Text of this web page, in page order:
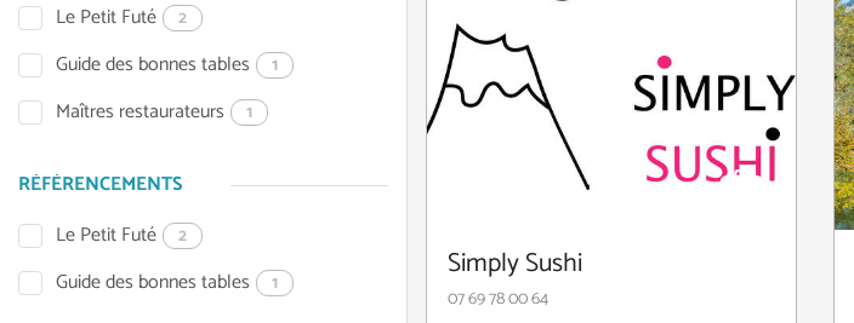
Le Petit Futé 2
Guide des bonnes tables 1
Maîtres restaurateurs 1
RÉFÉRENCEMENTS
Le Petit Futé
2
Guide des bonnes tables 1 Simply Sushi
07 69 78 00 64